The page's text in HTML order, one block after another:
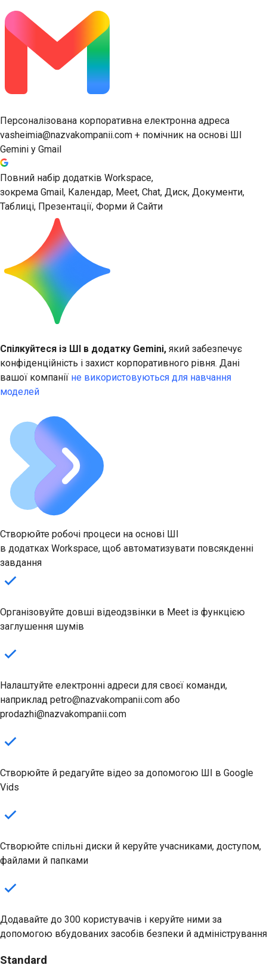
Персоналізована корпоративна електронна адреса
vasheimia@nazvakompanii.com + помічник на основі ШІ
Gemini у Gmail
Повний набір додатків Workspace,
зокрема Gmail, Календар, Meet, Chat, Диск, Документи,
Таблиці, Презентації, Форми й Сайти
Спілкуйтеся із ШІ в додатку Gemini, який забезпечує
конфіденційність і захист корпоративного рівня. Дані
вашої компанії не використовуються для навчання
моделей
Створюйте робочі процеси на основі ШІ
в додатках Workspace, щоб автоматизувати повсякденні
завдання
Організовуйте довші відеодзвінки в Meet із функцією
заглушення шумів
Налаштуйте електронні адреси для своєї команди,
наприклад petro@nazvakompanii.com або
prodazhi@nazvakompanii.com
Створюйте й редагуйте відео за допомогою ШІ в Google
Vids
Створюйте спільні диски й керуйте учасниками, доступом,
файлами й папками
Додавайте до 300 користувачів і керуйте ними за
допомогою вбудованих засобів безпеки й адміністрування
Standard